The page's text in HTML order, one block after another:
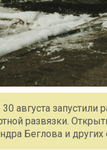
30 августа
развязки.
Беглова и